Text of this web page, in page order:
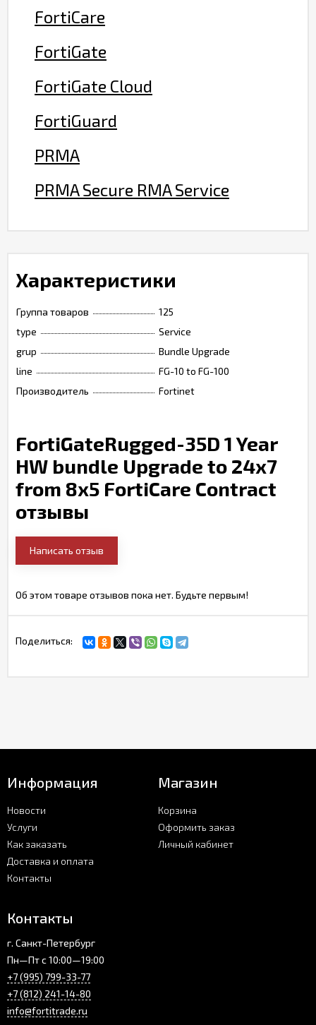
FortiCare
FortiGate
FortiGate Cloud
FortiGuard
PRMA
PRMA Secure RMA Service
Характеристики
Группа товаров
125
type
Service
grup
Bundle Upgrade
line
FG-10 to FG-100
Производитель
Fortinet
FortiGateRugged-35D 1 Year
HW bundle Upgrade to 24x7
from 8x5 FortiCare Contract
отзывы
Написать отзыв
Об этом товаре отзывов пока нет. Будьте первым!
Поделиться:
Информация
Новости
Услуги
Как заказать
Доставка и оплата
Контакты
Магазин
Корзина
Оформить заказ
Личный кабинет
Контакты
г. Санкт-Петербург
Пн—Пт с 10:00—19:00
+7 (995) 799-33-77
+7 (812) 241-14-80
info@fortitrade.ru